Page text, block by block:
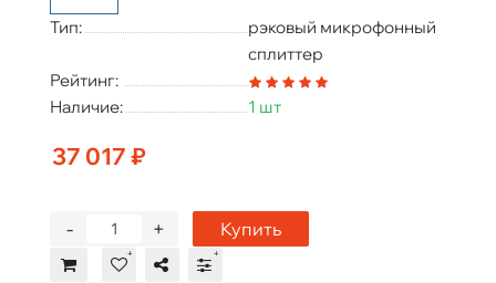
Тип:
рэковый микрофонный
сплиттер
Рейтинг:
Наличие:
1 шт
37 017 ₽
+
- Купить